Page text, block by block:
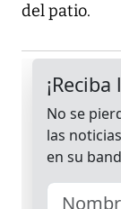
del patio.